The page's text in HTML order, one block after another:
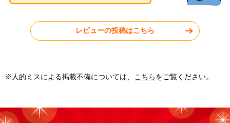
東京都杉並区 福岡県福岡市
工事実績をもっと見る
レビューの投稿はこちら
※人的ミスによる掲載不備については、 こちらをご覧ください。